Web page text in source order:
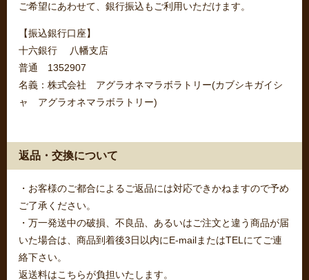
ご希望にあわせて、銀行振込もご利用いただけます。
【振込銀行口座】
十六銀行 八幡支店
普通 1352907
名義：株式会社 アグラオネマラボラトリー(カブシキガイシ
ャ アグラオネマラボラトリー)
返品・交換について
・お客様のご都合によるご返品には対応できかねますので予め
ご了承ください。
・万一発送中の破損、不良品、あるいはご注文と違う商品が届
いた場合は、商品到着後3日以内にE-mailまたはTELにてご連
絡下さい。
返送料はこちらが負担いたします。